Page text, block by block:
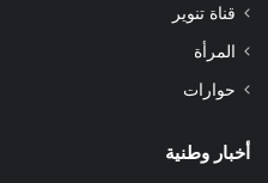
قناة تنوير
المرأة
حوارات
أخبار وطنية